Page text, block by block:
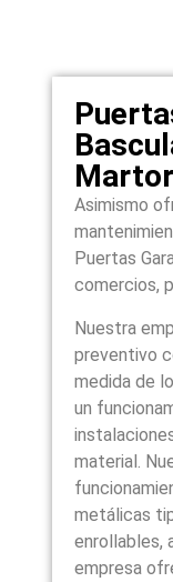
Asimismo
Puertas
comercios,
Nuestra
preventivo
medida de
un
material.
metálicas
enrollables,
empresa